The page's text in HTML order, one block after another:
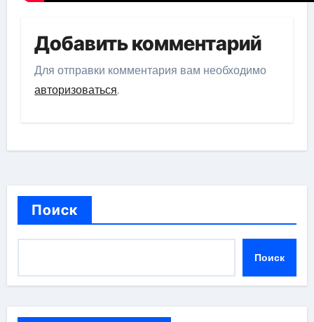
Добавить комментарий
Для отправки комментария вам необходимо
авторизоваться.
Поиск
Поиск